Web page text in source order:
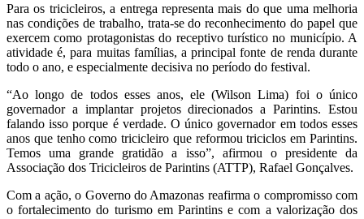
Para os tricicleiros, a entrega representa mais do que uma melhoria
nas condições de trabalho, trata-se do reconhecimento do papel que
exercem como protagonistas do receptivo turístico no município. A
atividade é, para muitas famílias, a principal fonte de renda durante
todo o ano, e especialmente decisiva no período do festival.
“Ao longo de todos esses anos, ele (Wilson Lima) foi o único
governador a implantar projetos direcionados a Parintins. Estou
falando isso porque é verdade. O único governador em todos esses
anos que tenho como tricicleiro que reformou triciclos em Parintins.
Temos uma grande gratidão a isso”, afirmou o presidente da
Associação dos Tricicleiros de Parintins (ATTP), Rafael Gonçalves.
Com a ação, o Governo do Amazonas reafirma o compromisso com
o fortalecimento do turismo em Parintins e com a valorização dos